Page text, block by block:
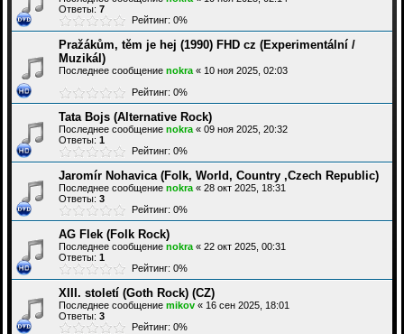
Ответы: 7
Рейтинг: 0%
Pražákům, těm je hej (1990) FHD cz (Experimentální /
Muzikál)
Последнее сообщение nokra « 10 ноя 2025, 02:03
Рейтинг: 0%
Tata Bojs (Alternative Rock)
Последнее сообщение nokra « 09 ноя 2025, 20:32
Ответы: 1
Рейтинг: 0%
Jaromír Nohavica (Folk, World, Country ,Czech Republic)
Последнее сообщение nokra « 28 окт 2025, 18:31
Ответы: 3
Рейтинг: 0%
AG Flek (Folk Rock)
Последнее сообщение nokra « 22 окт 2025, 00:31
Ответы: 1
Рейтинг: 0%
XIII. století (Goth Rock) (CZ)
Последнее сообщение mikov « 16 сен 2025, 18:01
Ответы: 3
Рейтинг: 0%